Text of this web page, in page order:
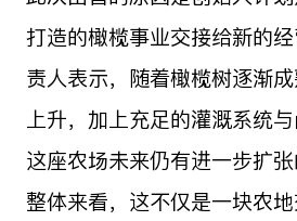
打造的橄榄事业交接给新的
责人表示，随着橄榄树逐渐
上升，加上充足的灌溉系统与
这座农场未来仍有进一步扩张
整体来看，这不仅是一块农